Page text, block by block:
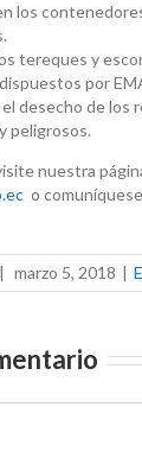
los
tereques y
por
desecho de los
peligrosos.
nuestra
o
| marzo 5, 2018 |